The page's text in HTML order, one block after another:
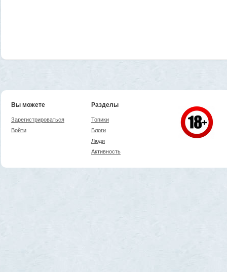
Вы можете
Зарегистрироваться
Войти
Разделы
Топики
Блоги
Люди
Активность